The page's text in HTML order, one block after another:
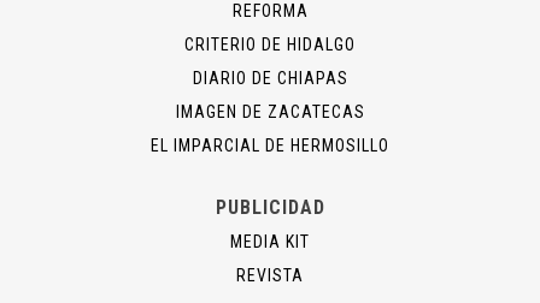
REFORMA
CRITERIO DE HIDALGO
DIARIO DE CHIAPAS
IMAGEN DE ZACATECAS
EL IMPARCIAL DE HERMOSILLO
PUBLICIDAD
MEDIA KIT
REVISTA